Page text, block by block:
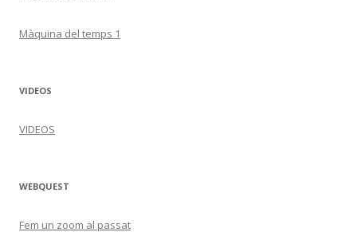
Màquina del temps 1
VIDEOS
VIDEOS
WEBQUEST
Fem un zoom al passat